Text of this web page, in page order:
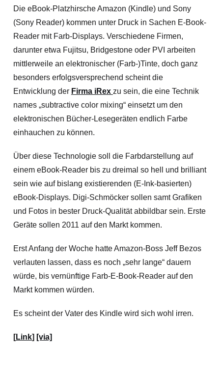
Die eBook-Platzhirsche Amazon (Kindle) und Sony
(Sony Reader) kommen unter Druck in Sachen E-Book-
Reader mit Farb-Displays. Verschiedene Firmen,
darunter etwa Fujitsu, Bridgestone oder PVI arbeiten
mittlerweile an elektronischer (Farb-)Tinte, doch ganz
besonders erfolgsversprechend scheint die
Entwicklung der Firma iRex zu sein, die eine Technik
names „subtractive color mixing“ einsetzt um den
elektronischen Bücher-Lesegeräten endlich Farbe
einhauchen zu können.
Über diese Technologie soll die Farbdarstellung auf
einem eBook-Reader bis zu dreimal so hell und brilliant
sein wie auf bislang existierenden (E-Ink-basierten)
eBook-Displays. Digi-Schmöcker sollen samt Grafiken
und Fotos in bester Druck-Qualität abbildbar sein. Erste
Geräte sollen 2011 auf den Markt kommen.
Erst Anfang der Woche hatte Amazon-Boss Jeff Bezos
verlauten lassen, dass es noch „sehr lange“ dauern
würde, bis vernünftige Farb-E-Book-Reader auf den
Markt kommen würden.
Es scheint der Vater des Kindle wird sich wohl irren.
[Link] [via]